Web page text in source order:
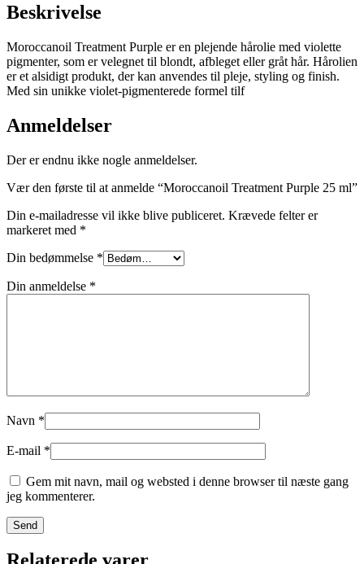
Beskrivelse
Moroccanoil Treatment Purple er en plejende hårolie med violette
pigmenter, som er velegnet til blondt, afbleget eller gråt hår. Hårolien
er et alsidigt produkt, der kan anvendes til pleje, styling og finish.
Med sin unikke violet-pigmenterede formel tilf
Anmeldelser
Der er endnu ikke nogle anmeldelser.
Vær den første til at anmelde “Moroccanoil Treatment Purple 25 ml”
Din e-mailadresse vil ikke blive publiceret. Krævede felter er
markeret med *
Din bedømmelse *
Din anmeldelse *
Navn *
E-mail *
Gem mit navn, mail og websted i denne browser til næste gang
jeg kommenterer.